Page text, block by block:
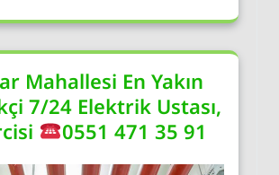
Mahallesi En Yakın
7/24 Elektrik Ustası,
0551 471 35 91